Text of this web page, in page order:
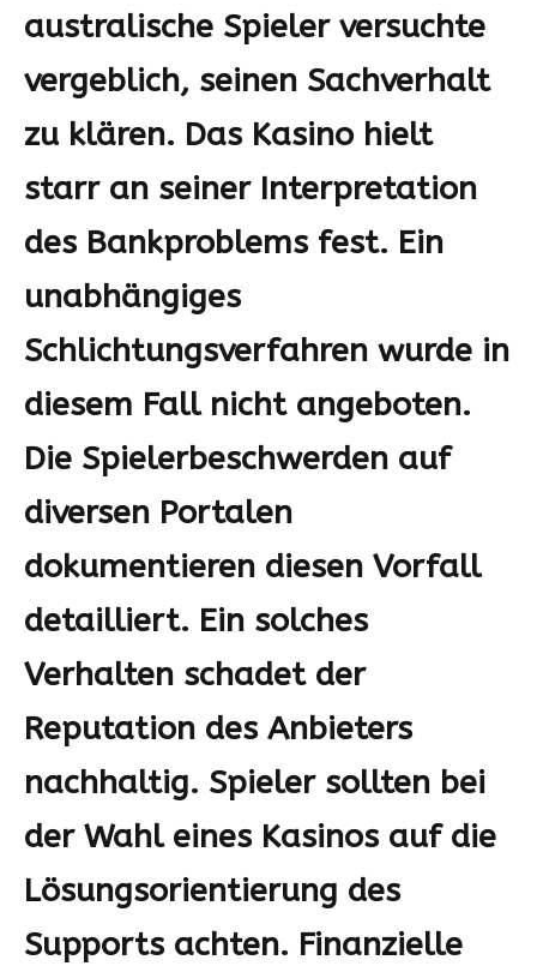
australische Spieler versuchte
vergeblich, seinen Sachverhalt
zu klären. Das Kasino hielt
starr an seiner Interpretation
des Bankproblems fest. Ein
unabhängiges
Schlichtungsverfahren wurde in
diesem Fall nicht angeboten.
Die Spielerbeschwerden auf
diversen Portalen
dokumentieren diesen Vorfall
detailliert. Ein solches
Verhalten schadet der
Reputation des Anbieters
nachhaltig. Spieler sollten bei
der Wahl eines Kasinos auf die
Lösungsorientierung des
Supports achten. Finanzielle